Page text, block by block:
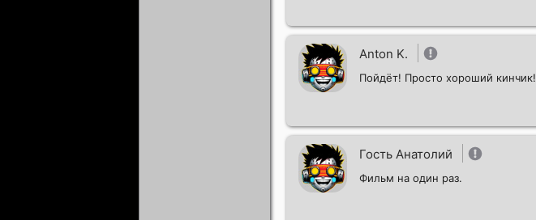
Anton K.
Пойдёт! Просто хороший кинчик!
Гость Анатолий
Фильм на один раз.